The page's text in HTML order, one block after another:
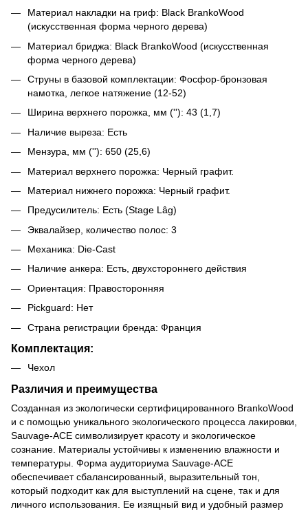
Материал накладки на гриф: Black BrankoWood
(искусственная форма черного дерева)
Материал бриджа: Black BrankoWood (искусственная
форма черного дерева)
Струны в базовой комплектации: Фосфор-бронзовая
намотка, легкое натяжение (12-52)
Ширина верхнего порожка, мм (''): 43 (1,7)
Наличие выреза: Есть
Мензура, мм (''): 650 (25,6)
Материал верхнего порожка: Черный графит.
Материал нижнего порожка: Черный графит.
Предусилитель: Есть (Stage Lâg)
Эквалайзер, количество полос: 3
Механика: Die-Cast
Наличие анкера: Есть, двухстороннего действия
Ориентация: Правосторонняя
Pickguard: Нет
Страна регистрации бренда: Франция
Комплектация:
Чехол
Различия и преимущества
Созданная из экологически сертифицированного BrankoWood
и с помощью уникального экологического процесса лакировки,
Sauvage-ACE символизирует красоту и экологическое
сознание. Материалы устойчивы к изменению влажности и
температуры. Форма аудиториума Sauvage-ACE
обеспечивает сбалансированный, выразительный тон,
который подходит как для выступлений на сцене, так и для
личного использования. Ее изящный вид и удобный размер